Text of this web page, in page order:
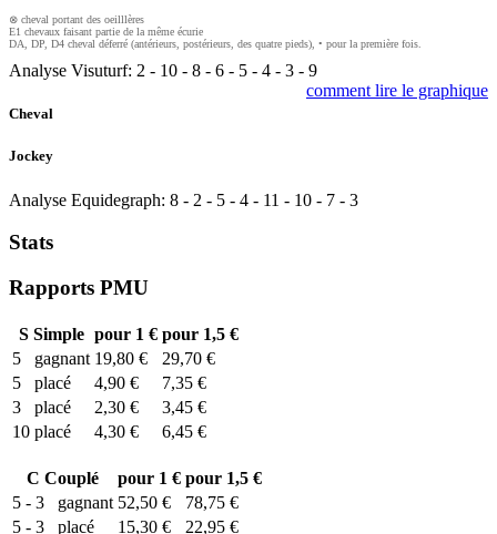
⊗ cheval portant des oeilllères
E1 chevaux faisant partie de la même écurie
DA, DP, D4 cheval déferré (antérieurs, postérieurs, des quatre pieds), • pour la première fois.
Analyse Visuturf: 2 - 10 - 8 - 6 - 5 - 4 - 3 - 9
comment lire le graphique
Cheval
Jockey
Analyse Equidegraph: 8 - 2 - 5 - 4 - 11 - 10 - 7 - 3
Stats
Rapports PMU
SSimple pour 1 € pour 1,5 €
5
gagnant 19,80 €
29,70 €
5
placé 4,90 €
7,35 €
3
placé 2,30 €
3,45 €
10 placé 4,30 € 6,45 €
C Couplé pour 1 € pour 1,5 €
5 - 3
gagnant 52,50 €
78,75 €
5 - 3
placé 15,30 €
22,95 €